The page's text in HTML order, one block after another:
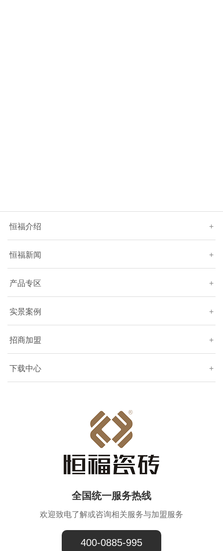
恒福介绍 +
恒福新闻 +
产品专区 +
实景案例 +
招商加盟 +
下载中心 +
全国统一服务热线
欢迎致电了解或咨询相关服务与加盟服务
400-0885-995